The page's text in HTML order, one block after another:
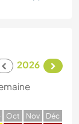
2026
Oct Nov Déc